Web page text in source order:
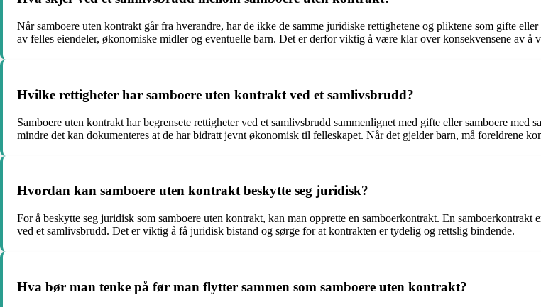
Når samboere uten kontrakt går fra hverandre, har de ikke de samme juridiske rettighetene og pliktene som gifte
av felles eiendeler, økonomiske midler og eventuelle barn. Det er derfor viktig å være klar over konsekvensene av å
Hvilke rettigheter har samboere uten kontrakt ved et samlivsbrudd?
Samboere uten kontrakt har begrensete rettigheter ved et samlivsbrudd sammenlignet med gifte eller samboere
mindre det kan dokumenteres at de har bidratt jevnt økonomisk til felleskapet. Når det gjelder barn, må foreldrene
Hvordan kan samboere uten kontrakt beskytte seg juridisk?
For å beskytte seg juridisk som samboere uten kontrakt, kan man opprette en samboerkontrakt. En
ved et samlivsbrudd. Det er viktig å få juridisk bistand og sørge for at kontrakten er tydelig og rettslig bindende.
Hva bør man tenke på før man flytter sammen som samboere uten kontrakt?